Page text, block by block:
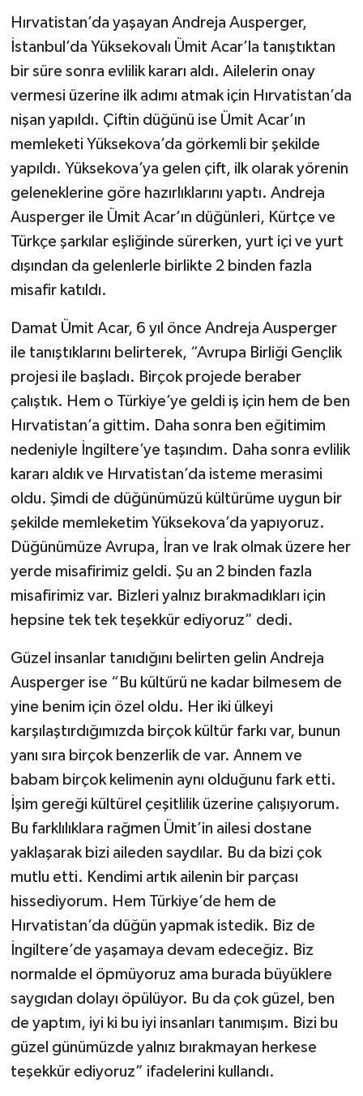
Hırvatistan’da yaşayan Andreja Ausperger,
İstanbul’da Yüksekovalı Ümit Acar’la tanıştıktan
bir süre sonra evlilik kararı aldı. Ailelerin onay
vermesi üzerine ilk adımı atmak için Hırvatistan’da
nişan yapıldı. Çiftin düğünü ise Ümit Acar’ın
memleketi Yüksekova’da görkemli bir şekilde
yapıldı. Yüksekova’ya gelen çift, ilk olarak yörenin
geleneklerine göre hazırlıklarını yaptı. Andreja
Ausperger ile Ümit Acar’ın düğünleri, Kürtçe ve
Türkçe şarkılar eşliğinde sürerken, yurt içi ve yurt
dışından da gelenlerle birlikte 2 binden fazla
misafir katıldı.
Damat Ümit Acar, 6 yıl önce Andreja Ausperger
ile tanıştıklarını belirterek, “Avrupa Birliği Gençlik
projesi ile başladı. Birçok projede beraber
çalıştık. Hem o Türkiye’ye geldi iş için hem de ben
Hırvatistan’a gittim. Daha sonra ben eğitimim
nedeniyle İngiltere’ye taşındım. Daha sonra evlilik
kararı aldık ve Hırvatistan’da isteme merasimi
oldu. Şimdi de düğünümüzü kültürüme uygun bir
şekilde memleketim Yüksekova’da yapıyoruz.
Düğünümüze Avrupa, İran ve Irak olmak üzere her
yerde misafirimiz geldi. Şu an 2 binden fazla
misafirimiz var. Bizleri yalnız bırakmadıkları için
hepsine tek tek teşekkür ediyoruz” dedi.
Güzel insanlar tanıdığını belirten gelin Andreja
Ausperger ise “Bu kültürü ne kadar bilmesem de
yine benim için özel oldu. Her iki ülkeyi
karşılaştırdığımızda birçok kültür farkı var, bunun
yanı sıra birçok benzerlik de var. Annem ve
babam birçok kelimenin aynı olduğunu fark etti.
İşim gereği kültürel çeşitlilik üzerine çalışıyorum.
Bu farklılıklara rağmen Ümit’in ailesi dostane
yaklaşarak bizi aileden saydılar. Bu da bizi çok
mutlu etti. Kendimi artık ailenin bir parçası
hissediyorum. Hem Türkiye’de hem de
Hırvatistan’da düğün yapmak istedik. Biz de
İngiltere’de yaşamaya devam edeceğiz. Biz
normalde el öpmüyoruz ama burada büyüklere
saygıdan dolayı öpülüyor. Bu da çok güzel, ben
de yaptım, iyi ki bu iyi insanları tanımışım. Bizi bu
güzel günümüzde yalnız bırakmayan herkese
teşekkür ediyoruz” ifadelerini kullandı.